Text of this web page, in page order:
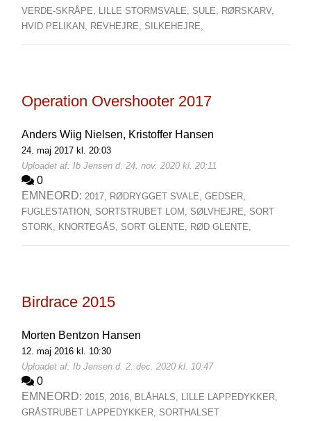
VERDE-SKRÅPE, LILLE STORMSVALE, SULE, RØRSKARV,
HVID PELIKAN, REVHEJRE, SILKEHEJRE,
Operation Overshooter 2017
Anders Wiig Nielsen, Kristoffer Hansen
24. maj 2017 kl. 20:03
Uploadet af: Ib Jensen d. 24. nov. 2020 kl. 20:11
0
EMNEORD: 2017, RØDRYGGET SVALE, GEDSER,
FUGLESTATION, SORTSTRUBET LOM, SØLVHEJRE, SORT
STORK, KNORTEGÅS, SORT GLENTE, RØD GLENTE,
Birdrace 2015
Morten Bentzon Hansen
12. maj 2016 kl. 10:30
Uploadet af: Ib Jensen d. 2. dec. 2020 kl. 10:47
0
EMNEORD: 2015, 2016, BLÅHALS, LILLE LAPPEDYKKER,
GRÅSTRUBET LAPPEDYKKER, SORTHALSET